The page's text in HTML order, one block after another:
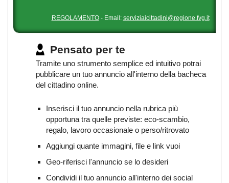
REGOLAMENTO- Email: serviziaicittadini@regione.fvg.it
Pensato per te
Tramite uno strumento semplice ed intuitivo potrai
pubblicare un tuo annuncio all'interno della bacheca
del cittadino online.
Inserisci il tuo annuncio nella rubrica più
opportuna tra quelle previste: eco-scambio,
regalo, lavoro occasionale o perso/ritrovato
Aggiungi quante immagini, file e link vuoi
Geo-riferisci l'annuncio se lo desideri
Condividi il tuo annuncio all'interno dei social